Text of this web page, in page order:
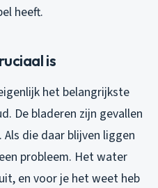
heeft.
is
het belangrijkste
De bladeren zijn gevallen
die daar blijven liggen
probleem. Het water
en voor je het weet heb